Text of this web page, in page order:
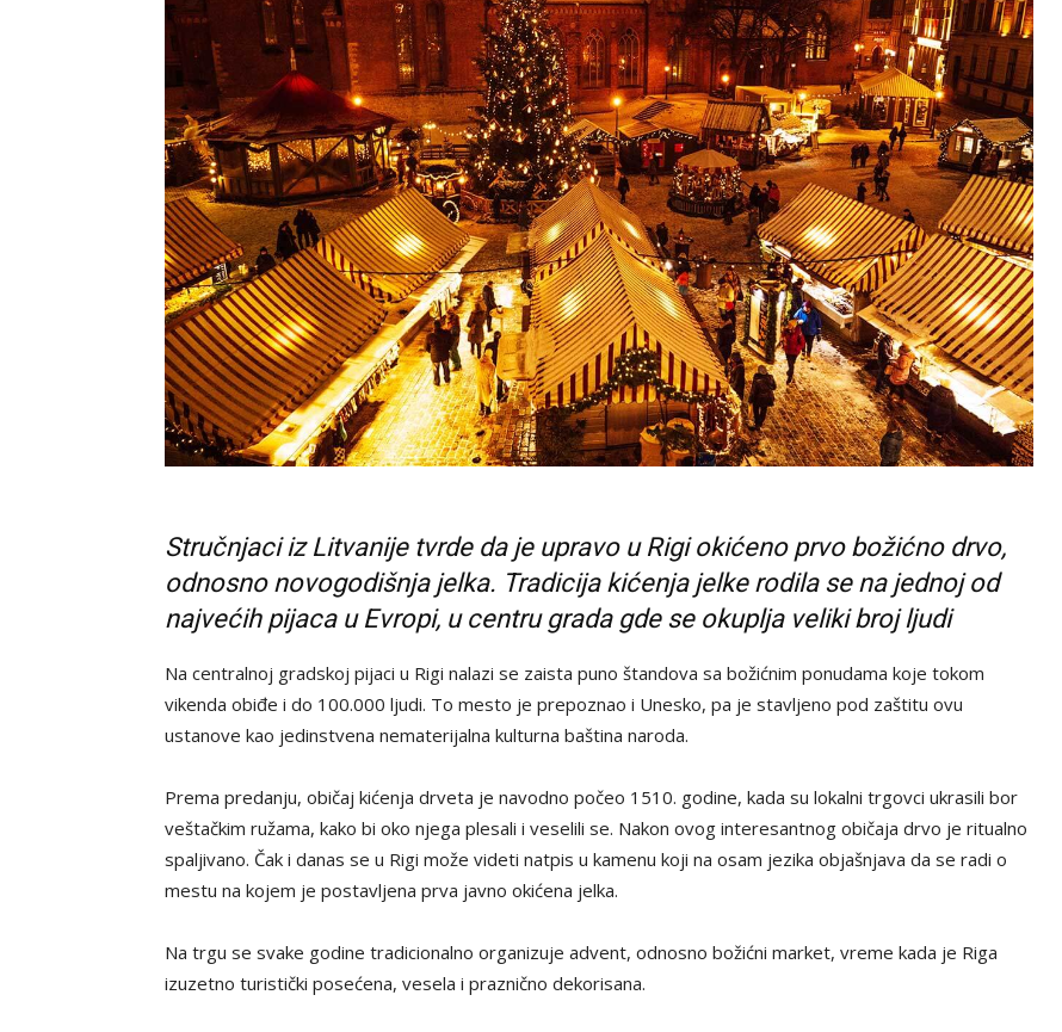
Stručnjaci iz Litvanije tvrde da je upravo u Rigi okićeno prvo božićno drvo,
odnosno novogodišnja jelka. Tradicija kićenja jelke rodila se na jednoj od
najvećih pijaca u Evropi, u centru grada gde se okuplja veliki broj ljudi
Na centralnoj gradskoj pijaci u Rigi nalazi se zaista puno štandova sa božićnim ponudama koje tokom
vikenda obiđe i do 100.000 ljudi. To mesto je prepoznao i Unesko, pa je stavljeno pod zaštitu ovu
ustanove kao jedinstvena nematerijalna kulturna baština naroda.
Prema predanju, običaj kićenja drveta je navodno počeo 1510. godine, kada su lokalni trgovci ukrasili bor
veštačkim ružama, kako bi oko njega plesali i veselili se. Nakon ovog interesantnog običaja drvo je ritualno
spaljivano. Čak i danas se u Rigi može videti natpis u kamenu koji na osam jezika objašnjava da se radi o
mestu na kojem je postavljena prva javno okićena jelka.
Na trgu se svake godine tradicionalno organizuje advent, odnosno božićni market, vreme kada je Riga
izuzetno turistički posećena, vesela i praznično dekorisana.